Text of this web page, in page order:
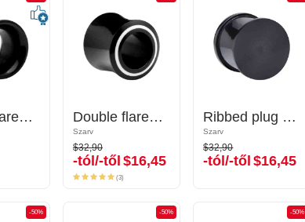
Double flared tunnel (horn, black)Double flared tunnel (horn, black) Double flared plug (horn, black)
Szarv
$32,90
-tól/-től$16,45
Double flared plug (horn, black)
Szarv
$32,90
-tól/-től $16,45
(3)
Ribbed plug (horn, black)
Szarv
$32,90
-tól/-től$16,45
Ribbed plug (horn, black)
Szarv
$32,90
-tól/-től $16,45
-50%
-50% -50%
-50% -50%
-50%